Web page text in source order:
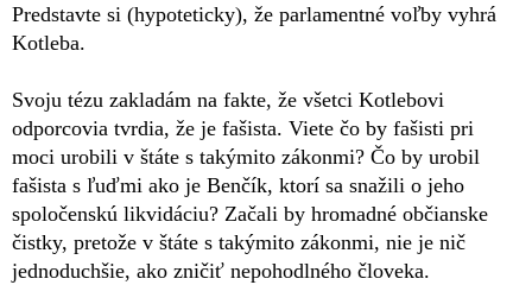
Predstavte si (hypoteticky), že parlamentné voľby vyhrá
Kotleba.
Svoju tézu zakladám na fakte, že všetci Kotlebovi
odporcovia tvrdia, že je fašista. Viete čo by fašisti pri
moci urobili v štáte s takýmito zákonmi? Čo by urobil
fašista s ľuďmi ako je Benčík, ktorí sa snažili o jeho
spoločenskú likvidáciu? Začali by hromadné občianske
čistky, pretože v štáte s takýmito zákonmi, nie je nič
jednoduchšie, ako zničiť nepohodlného človeka.